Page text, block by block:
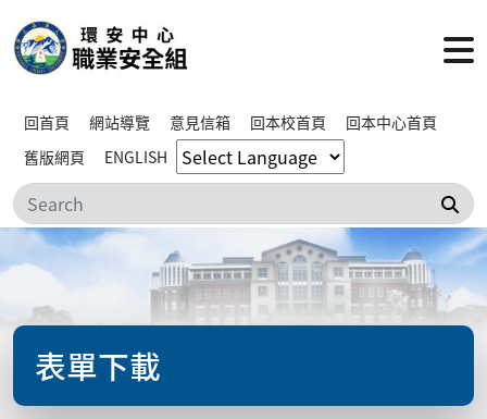
回首頁 網站導覽 意見信箱 回本校首頁
回本中心首頁
舊版網頁
ENGLISH
搜
表單下載